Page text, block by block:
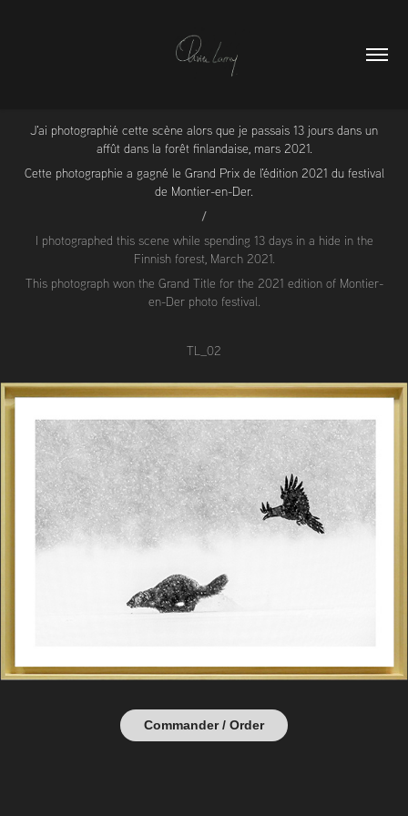
J'ai photographié cette scène alors que je passais 13 jours dans un
affût dans la forêt finlandaise, mars 2021.
Cette photographie a gagné le Grand Prix de l'édition 2021 du festival
de Montier-en-Der.
/
I photographed this scene while spending 13 days in a hide in the
Finnish forest, March 2021.
This photograph won the Grand Title for the 2021 edition of Montier-
en-Der photo festival.
TL_02
Commander / Order